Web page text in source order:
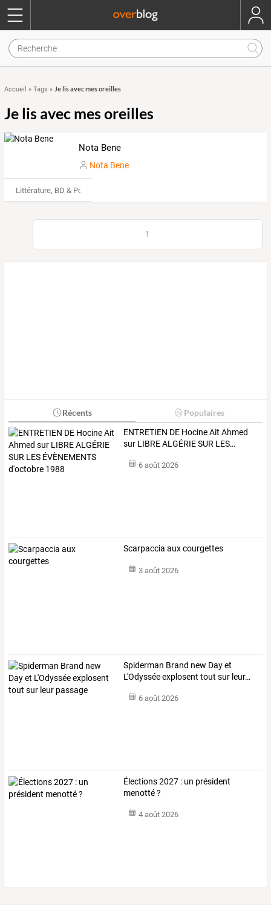
Accueil » Tags » Je lis avec mes oreilles
Je lis avec mes oreilles
Nota Bene
Nota Bene
Littérature, BD & Poésie
1
Récents Populaires
ENTRETIEN DE HocineAit Ahmed
sur LIBREALGÉRIESUR LES…
6 août 2026
Scarpaccia aux courgettes
3 août 2026
Spiderman Brand new Dayet
L'Odysséeexplosent tout sur leur…
6 août 2026
Élections 2027 : un président
menotté ?
4 août 2026